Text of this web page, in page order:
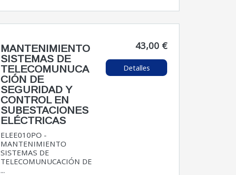
MANTENIMIENTO
SISTEMAS DE
TELECOMUNUCA
CIÓN DE
SEGURIDAD Y
CONTROL EN
SUBESTACIONES
ELÉCTRICAS
ELEE010PO -
MANTENIMIENTO
SISTEMAS DE
TELECOMUNUCACIÓN DE
...
43,00 €
Detalles